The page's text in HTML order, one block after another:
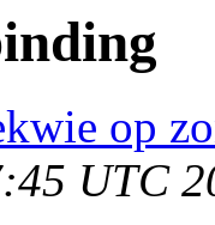
op
UTC